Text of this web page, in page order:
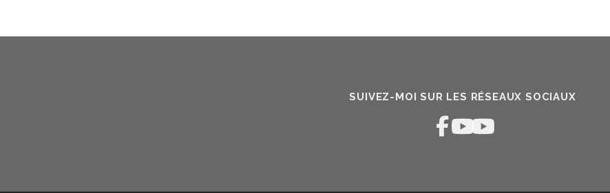
SUIVEZ-MOI SUR LES RÉSEAUX SOCIAUX